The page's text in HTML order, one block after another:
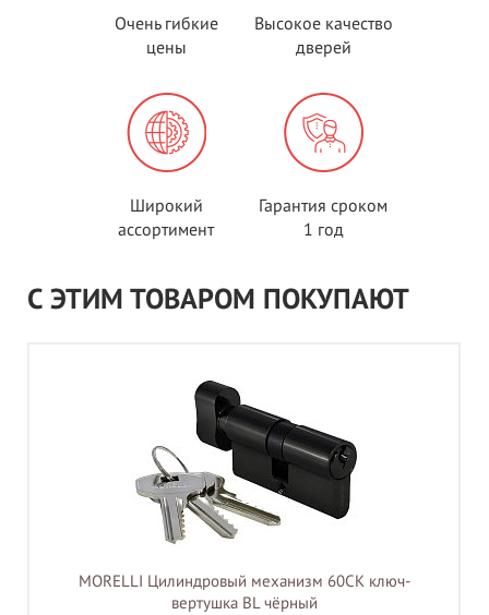
Очень гибкие
цены
Высокое качество
дверей
Широкий
ассортимент
Гарантия сроком
1 год
С ЭТИМ ТОВАРОМ ПОКУПАЮТ
MORELLI Цилиндровый механизм 60CK ключ-
вертушка BL чёрный